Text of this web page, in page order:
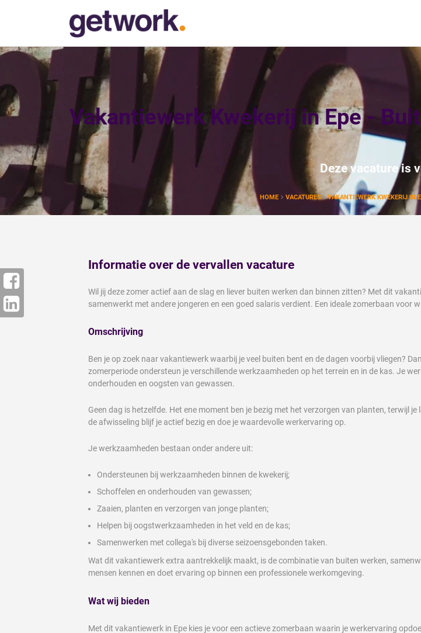
Vakantiewerk Kwekerij in Epe -
Deze vacature is
HOME VACATURES VAKANTIEWERK KWEKERIJ IN
Informatie over de vervallen vacature
Wil jij deze zomer actief aan de slag en liever buiten werken dan binnen zitten? Met dit
samenwerkt met andere jongeren en een goed salaris verdient. Een ideale zomerbaan voor
Omschrijving
Ben je op zoek naar vakantiewerk waarbij je veel buiten bent en de dagen voorbij vliegen?
zomerperiode ondersteun je verschillende werkzaamheden op het terrein en in de kas. Je
onderhouden en oogsten van gewassen.
Geen dag is hetzelfde. Het ene moment ben je bezig met het verzorgen van planten, terwijl
de afwisseling blijf je actief bezig en doe je waardevolle werkervaring op.
Je werkzaamheden bestaan onder andere uit:
Ondersteunen bij werkzaamheden binnen de kwekerij;
Schoffelen en onderhouden van gewassen;
Zaaien, planten en verzorgen van jonge planten;
Helpen bij oogstwerkzaamheden in het veld en de kas;
Samenwerken met collega's bij diverse seizoensgebonden taken.
Wat dit vakantiewerk extra aantrekkelijk maakt, is de combinatie van buiten werken,
mensen kennen en doet ervaring op binnen een professionele werkomgeving.
Wat wij bieden
Met dit vakantiewerk in Epe kies je voor een actieve zomerbaan waarin je werkervaring